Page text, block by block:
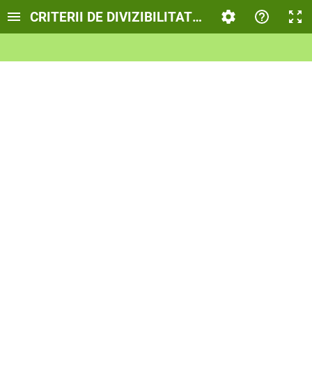
CRITERII DE DIVIZIBILITATE CU 2, 5 ȘI 10